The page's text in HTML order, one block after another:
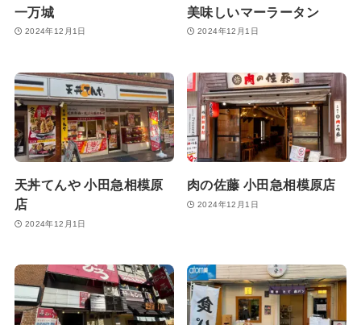
一万城
2024年12月1日
美味しいマーラータン
2024年12月1日
天丼てんや 小田急相模原
店
2024年12月1日
肉の佐藤 小田急相模原店
2024年12月1日